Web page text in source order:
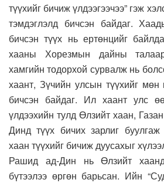
түүхийг бичиж үлдээгээчээ” гэж
тэмдэглэлд бичсэн байдаг.
бичсэн түүх нь ертөнцийг
хааны Хорезмын дайны
хамгийн тодорхой сурвалж нь
хаант, Зүчийн улсын түүхийг
бичсэн байдаг. Ил хаант улс
үлдээхийн тулд Өлзийт хаан,
Динд түүх бичих зарлиг
хаан түүхийг бичиж дуусахыг
Рашид ад-Дин нь Өлзийт
бүтээлээ өргөн барьсан. Ийн